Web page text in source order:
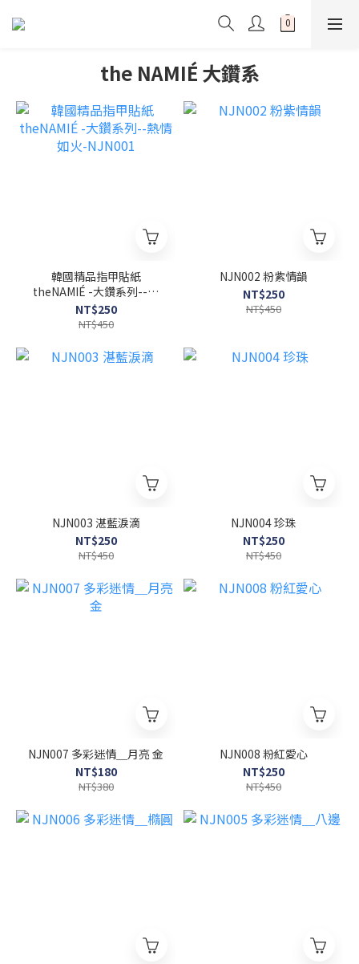
the NAMIÉ 大鑽系
韓國精品指甲貼紙
theNAMIÉ -大鑽系列--熱
情如火-NJN001
NT$250
NT$450
NJN002 粉紫情韻
NT$250
NT$450
NJN003 湛藍淚滴
NT$250
NT$450
NJN004 珍珠
NT$250
NT$450
NJN007 多彩迷情＿月亮 金
NT$180
NT$380
NJN008 粉紅愛心
NT$250
NT$450